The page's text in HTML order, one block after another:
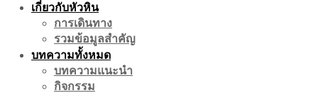
เกี่ยวกับหัวหิน
การเดินทาง
รวมข้อมูลสำคัญ
บทความทั้งหมด
บทความแนะนำ
กิจกรรม